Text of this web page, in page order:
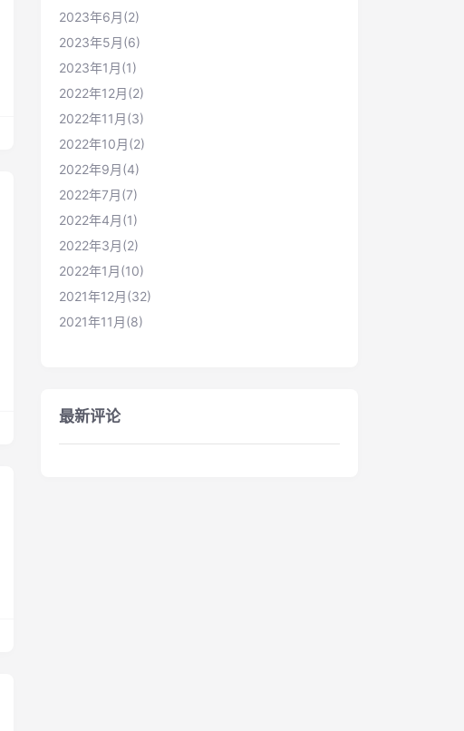
2023年6月(2)
2023年5月(6)
2023年1月(1)
2022年12月(2)
2022年11月(3)
2022年10月(2)
2022年9月(4)
2022年7月(7)
2022年4月(1)
2022年3月(2)
2022年1月(10)
2021年12月(32)
2021年11月(8)
最新评论